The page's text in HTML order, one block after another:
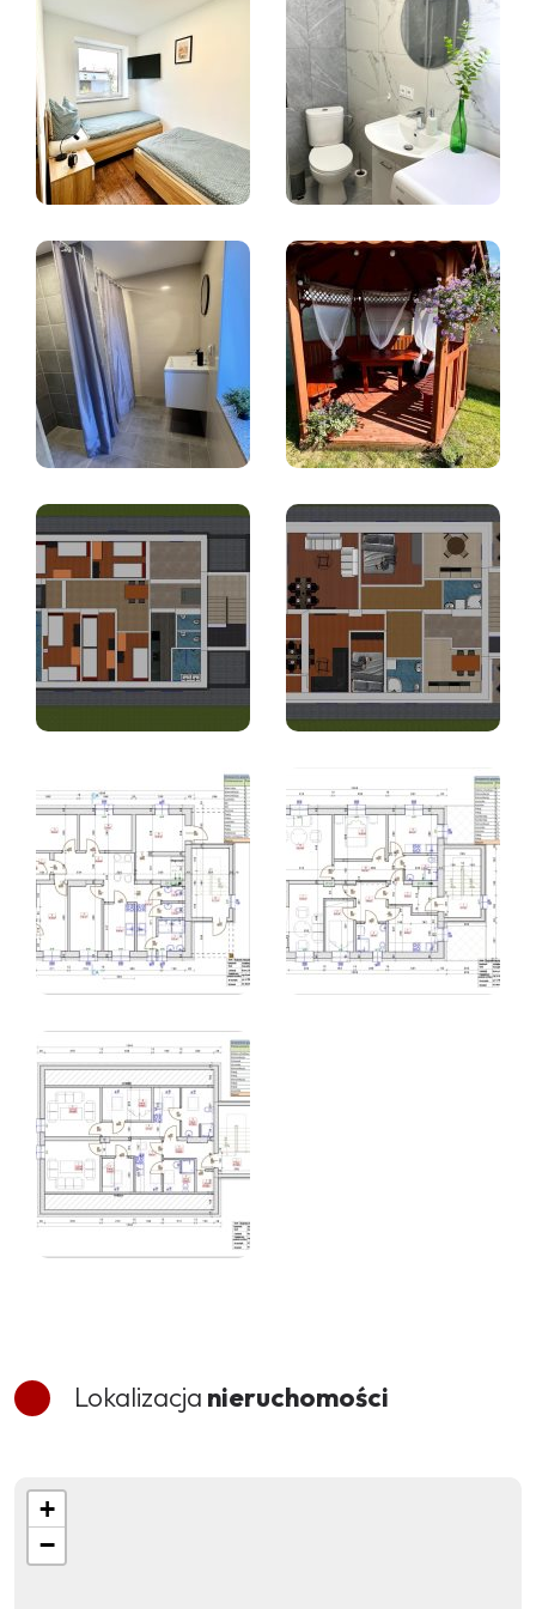
Lokalizacja nieruchomości
+
−